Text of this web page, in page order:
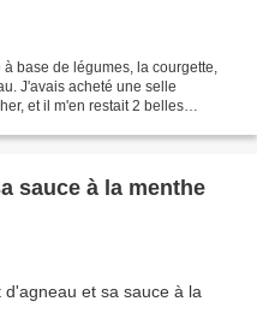
base de légumes, la courgette,
J'avais acheté une selle
et il m'en restait 2 belles
sauce à la menthe